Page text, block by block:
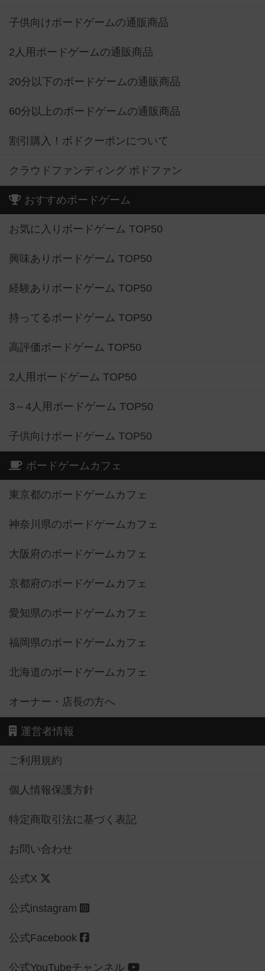
子供向けボードゲームの通販商品
2人用ボードゲームの通販商品
20分以下のボードゲームの通販商品
60分以上のボードゲームの通販商品
割引購入！ボドクーポンについて
クラウドファンディング ボドファン
おすすめボードゲーム
お気に入りボードゲーム TOP50
興味ありボードゲーム TOP50
経験ありボードゲーム TOP50
持ってるボードゲーム TOP50
高評価ボードゲーム TOP50
2人用ボードゲーム TOP50
3～4人用ボードゲーム TOP50
子供向けボードゲーム TOP50
ボードゲームカフェ
東京都のボードゲームカフェ
神奈川県のボードゲームカフェ
大阪府のボードゲームカフェ
京都府のボードゲームカフェ
愛知県のボードゲームカフェ
福岡県のボードゲームカフェ
北海道のボードゲームカフェ
オーナー・店長の方へ
運営者情報
ご利用規約
個人情報保護方針
特定商取引法に基づく表記
お問い合わせ
公式X
公式instagram
公式Facebook
公式YouTubeチャンネル